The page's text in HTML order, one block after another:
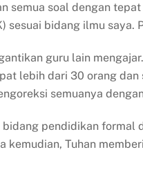
soal dengan
bidang ilmu saya.
guru lain
lebih dari 30 orang
semuanya
pendidikan formal
kemudian, Tuhan